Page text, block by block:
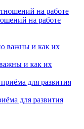
на работе
и как их
для развития